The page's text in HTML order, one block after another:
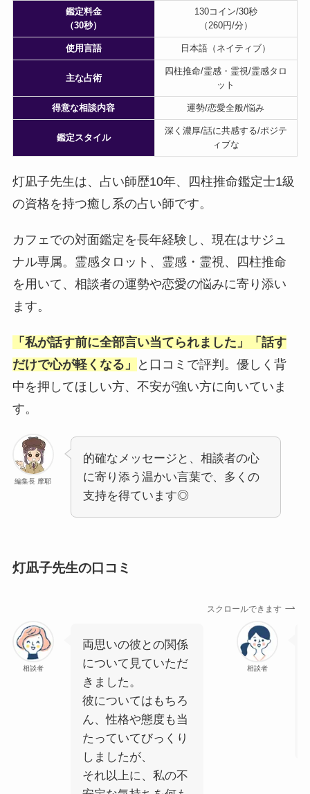
鑑定料金
（30秒）
130コイン/30秒
（260円/分）
使用言語 日本語（ネイティブ）
主な占術
四柱推命/霊感・霊視/霊感タロ
ット
得意な相談内容 運勢/恋愛全般/悩み
鑑定スタイル
深く濃厚/話に共感する/ポジテ
ィブな
灯凪子先生は、占い師歴10年、四柱推命鑑定士1級
の資格を持つ癒し系の占い師です。
カフェでの対面鑑定を長年経験し、現在はサジュ
ナル専属。霊感タロット、霊感・霊視、四柱推命
を用いて、相談者の運勢や恋愛の悩みに寄り添い
ます。
「私が話す前に全部言い当てられました」「話す
だけで心が軽くなる」
と口コミで評判。優しく背
中を押してほしい方、不安が強い方に向いていま
す。
編集長 摩耶
的確なメッセージと、相談者の心
に寄り添う温かい言葉で、多くの
支持を得ています◎
灯凪子先生の口コミ
スクロールできます
相談者
両思いの彼との関係
について見ていただ
きました。
彼についてはもちろ
ん、性格や態度も当
たっていてびっくり
しましたが、
それ以上に、私の不
相談者